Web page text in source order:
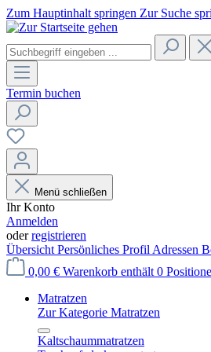
Zum Hauptinhalt springen Zur Suche
Termin buchen
Menü schließen
Ihr Konto
Anmelden
oderregistrieren
Übersicht Persönliches Profil Adressen
0,00 € Warenkorb enthält 0
Matratzen
Zur Kategorie Matratzen
Kaltschaummatratzen